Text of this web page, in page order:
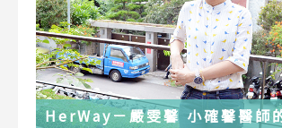
HerWay－嚴雯馨 小確馨醫師